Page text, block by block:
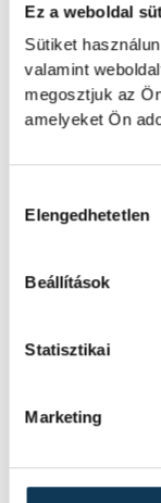
Ez a weboldal
Sütiket
valamint
megosztjuk az
amelyeket Ön
Elengedhetetlen
Beállítások
Statisztikai
Marketing
A nyíltvízi
Florian
bajnokán.
Gulácsi
melyet 1-